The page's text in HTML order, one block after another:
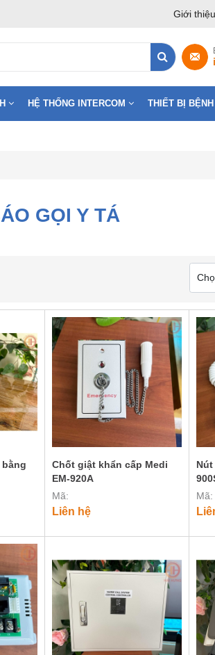
Giới thiệu
HỆ THỐNG INTERCOM THIẾT BỊ BỆNH
GỌI Y TÁ
Chốt giật khẩn cấp Medi
EM-920A
Mã:
Liên hệ
Nút
Mã: